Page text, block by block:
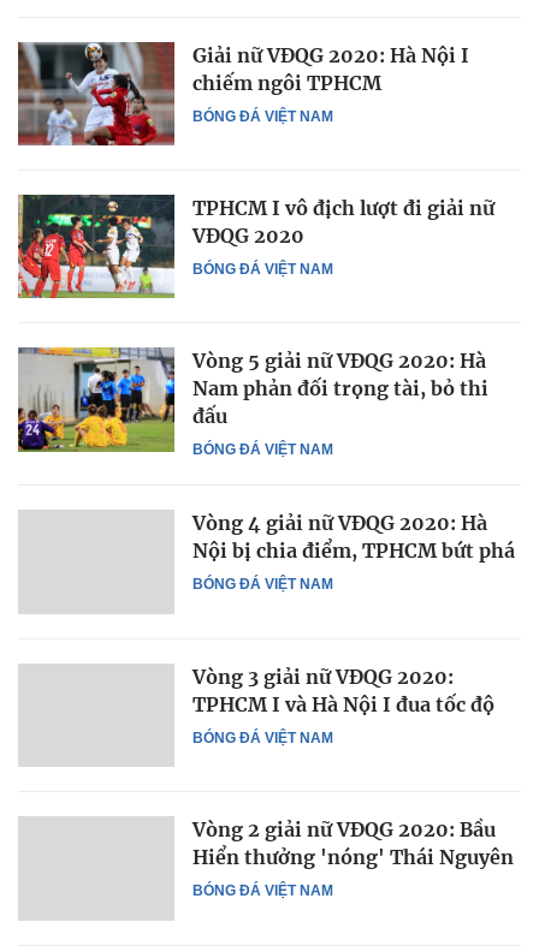
BÓNG ĐÁ VIỆT NAM
Giải nữ VĐQG 2020: Hà Nội I
chiếm ngôi TPHCM
BÓNG ĐÁ VIỆT NAM
TPHCM I vô địch lượt đi giải nữ
VĐQG 2020
BÓNG ĐÁ VIỆT NAM
Vòng 5 giải nữ VĐQG 2020: Hà
Nam phản đối trọng tài, bỏ thi
đấu
BÓNG ĐÁ VIỆT NAM
Vòng 4 giải nữ VĐQG 2020: Hà
Nội bị chia điểm, TPHCM bứt phá
BÓNG ĐÁ VIỆT NAM
Vòng 3 giải nữ VĐQG 2020:
TPHCM I và Hà Nội I đua tốc độ
BÓNG ĐÁ VIỆT NAM
Vòng 2 giải nữ VĐQG 2020: Bầu
Hiển thưởng 'nóng' Thái Nguyên